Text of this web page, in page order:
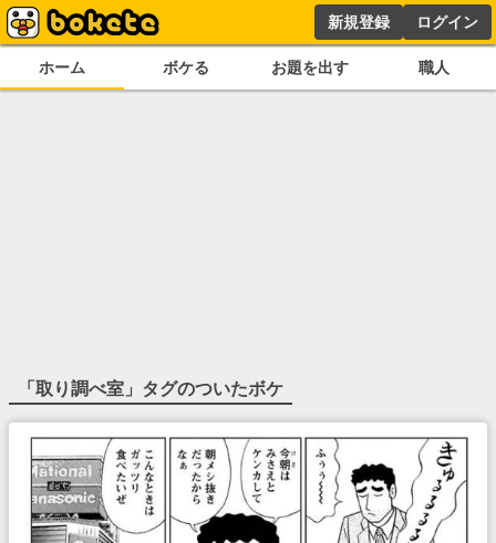
新規登録 ログイン
ホーム ボケる お題を出す 職人
「取り調べ室 」タグのついたボケ